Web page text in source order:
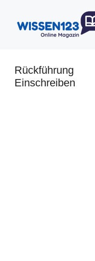
springen
Rückführung
Einschreiben